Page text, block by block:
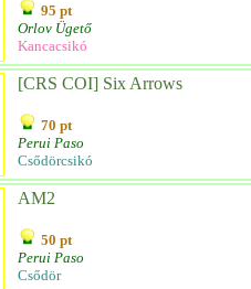
95 pt
Orlov Ügető
Kancacsikó
[CRS COI] Six Arrows
70 pt
Perui Paso
Csődörcsikó
AM2
50 pt
Perui Paso
Csődör